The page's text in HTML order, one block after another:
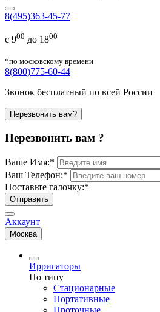
8(495)363-45-77
с 900 до 1800
*по московскому времени
8(800)775-60-44
Звонок бесплатный по всей России
Перезвонить вам?
Перезвонить вам ?
Ваше Имя:*
Ваш Телефон:*
Поставьте галочку:*
Отправить
Аккаунт
Москва
Ирригаторы
По типу
Стационарные
Портативные